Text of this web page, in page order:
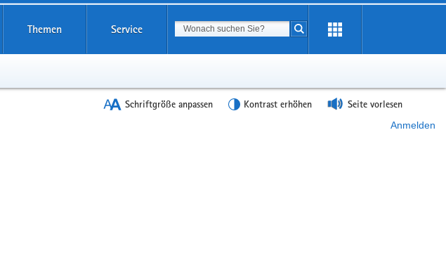
Themen Service Suchbegriff
Suche starten
Schriftgröße anpassen Kontrast erhöhen Seite vorlesen
Anmelden